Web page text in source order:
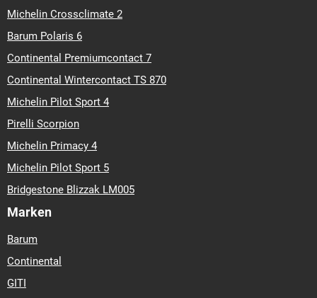
Michelin Crossclimate 2
Barum Polaris 6
Continental Premiumcontact 7
Continental Wintercontact TS 870
Michelin Pilot Sport 4
Pirelli Scorpion
Michelin Primacy 4
Michelin Pilot Sport 5
Bridgestone Blizzak LM005
Marken
Barum
Continental
GITI